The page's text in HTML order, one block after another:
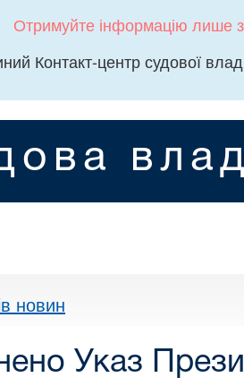
Отримуйте інформацію лише
Контакт-центр судової
новин
Указ